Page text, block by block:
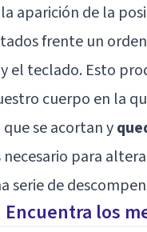
la aparición de la
frente un
el teclado. Esto
cuerpo en la
se acortan y
necesario para
serie de
Encuentra los